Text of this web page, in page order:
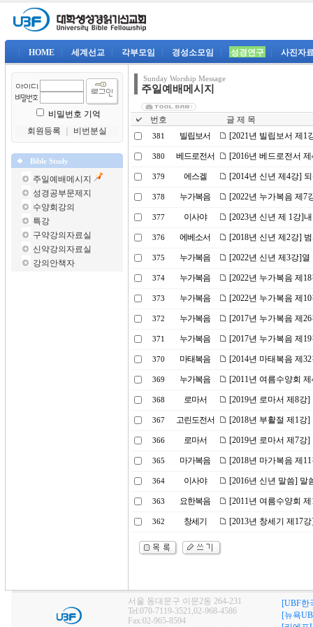
HOME 세계선교 각부모임 경성소모임 성경연구 사진자
비밀번호 기억
회원등록
비번분실
Bible Study
주일예배메시지
성경공부문제지
수양회강의
특강
구약강의자료실
신약강의자료실
강의안책자
Sunday Worship Message
주일예배메시지
번호 글 제 목
381 빌립보서 [2021년 빌립보서 제1
380 베드로전서 [2016년 베드로전서
379 에스겔 [2014년 신년 제4강]
378 누가복음 [2022년 누가복음 제7
377 이사야 [2023년 신년 제 1강]
376 에베소서 [2018년 신년 제2강]
375 누가복음 [2022년 신년 제3강]
374 누가복음 [2022년 누가복음 제
373 누가복음 [2022년 누가복음 제
372 누가복음 [2017년 누가복음 제
371 누가복음 [2017년 누가복음 제
370 마태복음 [2014년 마태복음 제
369 누가복음 [2011년 여름수양회
368 로마서 [2019년 로마서 제8강
367 고린도전서 [2018년 부활절 제1강
366 로마서 [2019년 로마서 제7강
365 마가복음 [2018년 마가복음 제
364 이사야 [2016년 신년 말씀] 말
363 요한복음 [2011년 여름수양회
362 창세기 [2013년 창세기 제17
서울 동대문구 이문2동 264-231
Tel:070-7119-3521,02-968-4586
Fax:02-965-8594
[UBF한
[뉴욕